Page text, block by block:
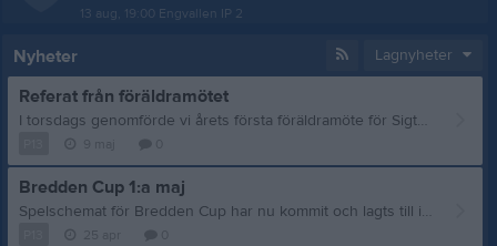
13 aug, 19:00 Engvallen IP 2
Nyheter Lagnyheter
Referat från föräldramötet
I torsdags genomförde vi årets första föräldramöte för Sigtuna IF P2013. Mycket synpunkter samt bra diskussioner. Ett referat från mötet finns tillgängligt här på vår Laget-sida under "Dokument". Som vi tidigare meddelat och som Marcos refererade till under föräldramötet, så genomför vi individuella samtal med alla spelare, med syftet att samla in information om deras uppfattning om laget och personlig utveckling. En del av frågorna tangerar det som diskuterades på föräldramötet angående stämning och sammanhållning i laget. Vi kommer att presentera anonymiserade och fullständiga resultat när vi hunnit igenom hela spelargruppen (ca 35% återstår), men av de preliminära resultaten så här långt så beskrivs stämningen i laget på en mycket högre nivå än vad som uttrycktes vid föräldramötet. Vi är dock medvetna om att spelarna möjligtvis säger en annan sak hemma samt att trivsel och stämning är färskvara, som vi behöver jobba aktivt med det hela tiden. Vi välkomnar er föräldrar att föreslå, organisera och ansvara för alternativa aktiviteter, utanför fotbollen, som kan höja sammanhållningen och lagkänslan ytterligare bland spelarna. Trevlig helg! /Ledarna genom Daniel
Bredden Cup 1:a maj
Spelschemat för Bredden Cup har nu kommit och lagts till i kallelsen. Vi spelar 2 matcher i gruppspelet och därefter 1-2 slutspelsmatcher beroende på resultat. Samlingstid, samt uppskattad sluttid har uppdaterats till det bättre och turnering kommer att genomföras med relativt komprimerat schema. Gruppspel Plan1 kl.11.30 vs Bredden FC kl.13.10 vs Vallentuna Därefter 1-2 slutspelsmatcher beroende på hur det går. Matchstart mellan 14-16. Är det någon av de 8 kallade spelare som tackat nej till att delta pga den tidiga starttiden som angavs tidigare och som nu kanske är sugen på att lira trots allt? I så fall finns möjlighet att ändra sitt svar tills imorgon (Söndag 26/4) kl. 15.00.